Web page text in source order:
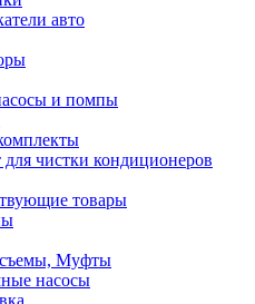
авто
и помпы
для чистки кондиционеров
товары
Муфты
насосы